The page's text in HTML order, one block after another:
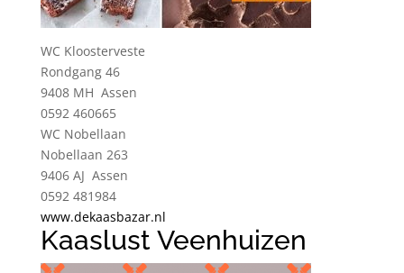
WC Kloosterveste
Rondgang 46
9408 MH Assen
0592 460665
WC Nobellaan
Nobellaan 263
9406 AJ Assen
0592 481984
www.dekaasbazar.nl
Kaaslust Veenhuizen